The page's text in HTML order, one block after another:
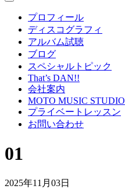
プロフィール
ディスコグラフィ
アルバム試聴
ブログ
スペシャルトピック
That’s DAN!!
会社案内
MOTO MUSIC STUDIO
プライベートレッスン
お問い合わせ
01
2025年11月03日